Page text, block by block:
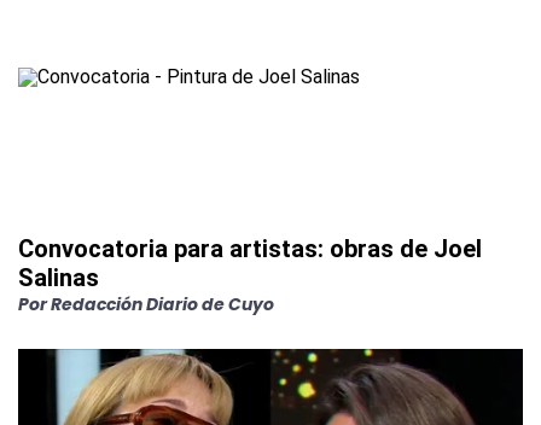
Convocatoria para artistas: obras de Joel
Salinas
PorRedacción Diario de Cuyo